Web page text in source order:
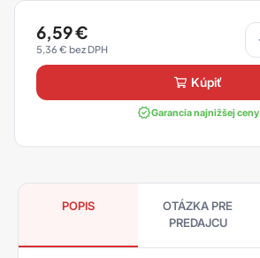
6,59€
5,36 €
kúpiť
Garancia najnižšej ceny
POPIS
OTÁZKA PRE
PREDAJCU